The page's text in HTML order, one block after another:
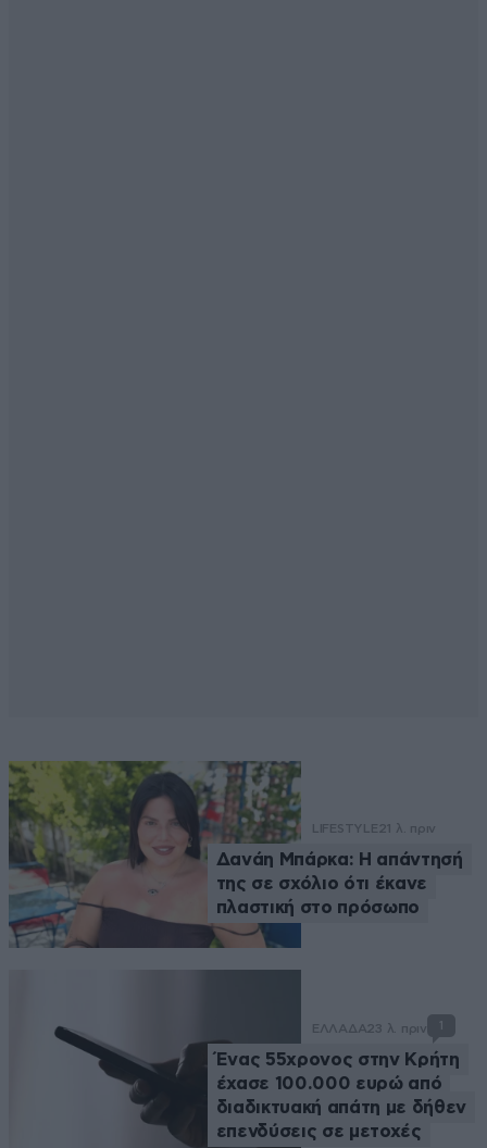
LIFESTYLE21 λ. πριν
Δανάη Μπάρκα: Η απάντησή
της σε σχόλιο ότι έκανε
πλαστική στο πρόσωπο
ΕΛΛΑΔΑ23 λ. πριν 1
Ένας 55χρονος στην Κρήτη
έχασε 100.000 ευρώ από
διαδικτυακή απάτη με δήθεν
επενδύσεις σε μετοχές